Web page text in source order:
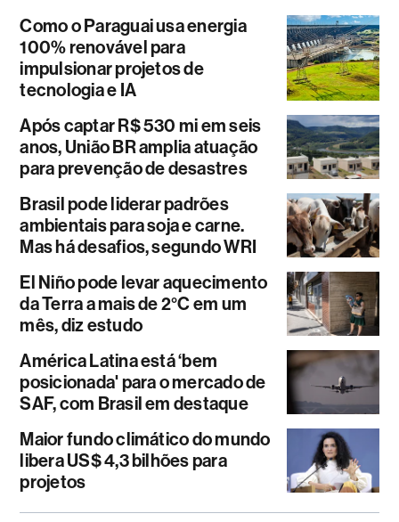
Como o Paraguai usa energia
100% renovável para
impulsionar projetos de
tecnologia e IA
Após captar R$ 530 mi em seis
anos, União BR amplia atuação
para prevenção de desastres
Brasil pode liderar padrões
ambientais para soja e carne.
Mas há desafios, segundo WRI
El Niño pode levar aquecimento
da Terra a mais de 2°C em um
mês, diz estudo
América Latina está ‘bem
posicionada' para o mercado de
SAF, com Brasil em destaque
Maior fundo climático do mundo
libera US$ 4,3 bilhões para
projetos